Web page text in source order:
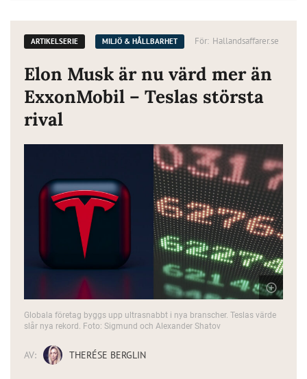
ARTIKELSERIE MILJÖ & HÅLLBARHET För: Hallandsaffarer.se
Elon Musk är nu värd mer än
ExxonMobil – Teslas största
rival
Globala företag byggs upp ultrasnabbt i nya branscher. Teslas värde
slår nya rekord. Foto: Sigmund och Alexander Shatov
AV: THERÉSE BERGLIN